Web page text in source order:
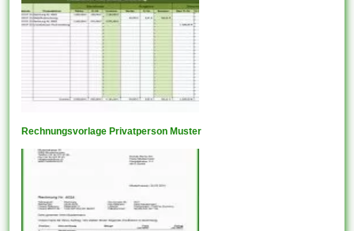
Rechnungsvorlage Privatperson Muster